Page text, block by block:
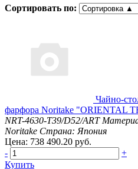
Сортировать по:
Чайно-
фарфора Noritake "ORIENTAL
NRT-4630-T39/D52/ART
Noritake Страна: Япония
Цена: 738 490.20 руб.
-
+
Купить